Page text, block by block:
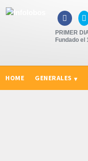
 
PRIMER
Fundado el
HOME GENERALES